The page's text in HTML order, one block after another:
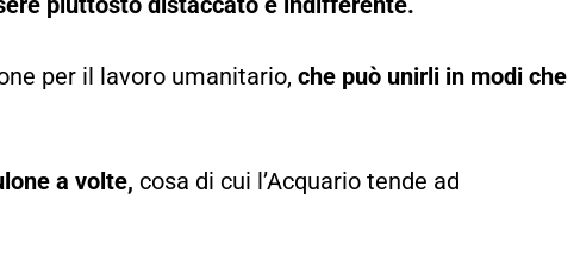
per il lavoro umanitario, che può unirli in modi che
a volte, cosa di cui l’Acquario tende ad